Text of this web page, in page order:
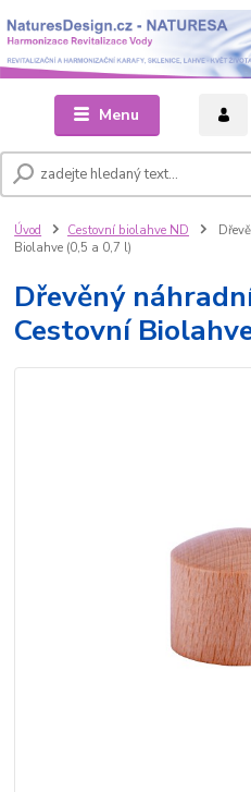
Menu
Úvod Cestovní biolahve ND
Biolahve (0,5 a 0,7 l)
Dřevěný
Cestovní